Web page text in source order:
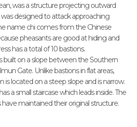
was a structure projecting outward
designed to attack approaching
name chi comes from the Chinese
pheasants are good at hiding and
has a total of 10 bastions.
built on a slope between the Southern
Gate. Unlike bastions in flat areas,
is located on a steep slope and is narrow.
a small staircase which leads inside. The
maintained their original structure.